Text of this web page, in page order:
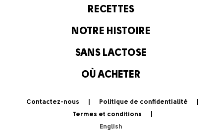
RECETTES
NOTRE HISTOIRE
SANS LACTOSE
OÙ ACHETER
Contactez-nous
Politique de confidentialité
Termes et conditions